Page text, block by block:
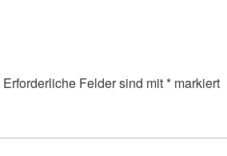
Erforderliche Felder sind mit* markiert